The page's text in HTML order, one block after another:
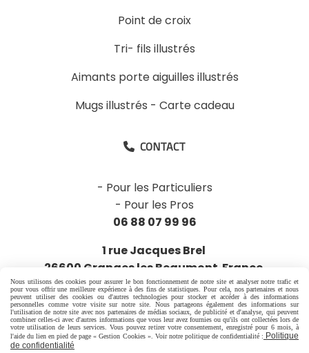
Point de croix
Tri- fils illustrés
Aimants porte aiguilles illustrés
Mugs illustrés - Carte cadeau
 CONTACT
- Pour les Particuliers
- Pour les Pros
06 88 07 99 96
1 rue Jacques Brel
26600 Granges les Beaumont France
Nous utilisons des cookies pour assurer le bon fonctionnement de notre site et analyser notre trafic et
pour vous offrir une meilleure expérience à des fins de statistiques. Pour cela, nos partenaires et nous
peuvent utiliser des cookies ou d'autres technologies pour stocker et accéder à des informations
personnelles comme votre visite sur notre site. Nous partageons également des informations sur
l'utilisation de notre site avec nos partenaires de médias sociaux, de publicité et d'analyse, qui peuvent
combiner celles-ci avec d'autres informations que vous leur avez fournies ou qu'ils ont collectées lors de
votre utilisation de leurs services. Vous pouvez retirer votre consentement, enregistré pour 6 mois, à
l'aide du lien en pied de page « Gestion Cookies ». Voir notre politique de confidentialité : Politique
de confidentialité